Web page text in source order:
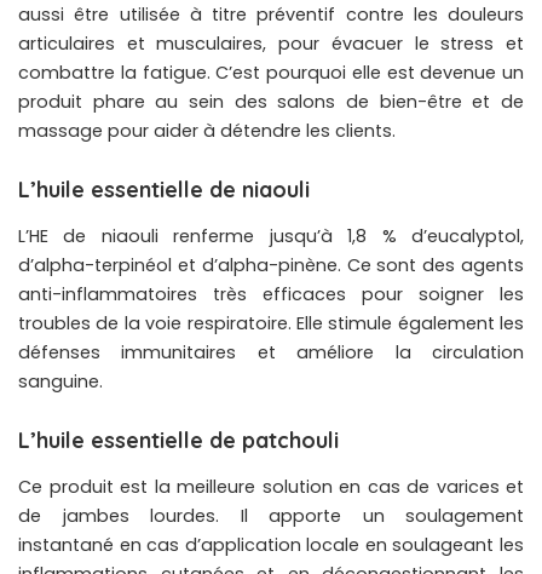
aussi être utilisée à titre préventif contre les douleurs
articulaires et musculaires, pour évacuer le stress et
combattre la fatigue. C’est pourquoi elle est devenue un
produit phare au sein des salons de bien-être et de
massage pour aider à détendre les clients.
L’huile essentielle de niaouli
L’HE de niaouli renferme jusqu’à 1,8 % d’eucalyptol,
d’alpha-terpinéol et d’alpha-pinène. Ce sont des agents
anti-inflammatoires très efficaces pour soigner les
troubles de la voie respiratoire. Elle stimule également les
défenses immunitaires et améliore la circulation
sanguine.
L’huile essentielle de patchouli
Ce produit est la meilleure solution en cas de varices et
de jambes lourdes. Il apporte un soulagement
instantané en cas d’application locale en soulageant les